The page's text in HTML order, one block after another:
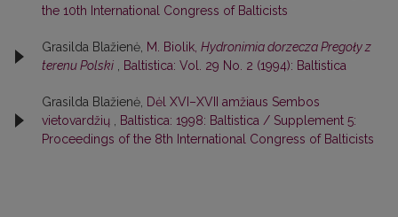
the 10th International Congress of Balticists
Grasilda Blažienė, M. Biolik, Hydronimia dorzecza Pregoły z
terenu Polski
Baltistica: Vol. 29 No. 2 (1994): Baltistica
Grasilda Blažienė, Dėl XVI–XVII amžiaus Sembos
vietovardžių
Baltistica: 1998: Baltistica / Supplement 5:
Proceedings of the 8th International Congress of Balticists